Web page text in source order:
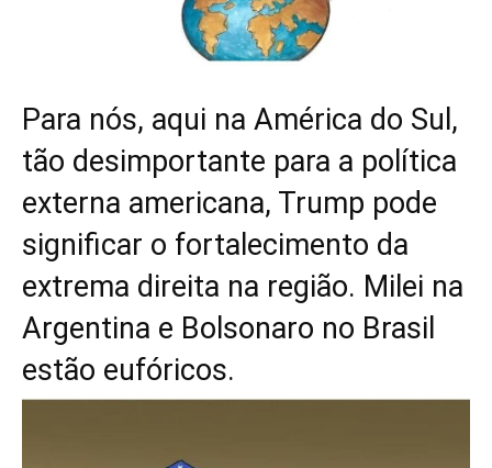
Para nós, aqui na América do Sul,
tão desimportante para a política
externa americana, Trump pode
significar o fortalecimento da
extrema direita na região. Milei na
Argentina e Bolsonaro no Brasil
estão eufóricos.